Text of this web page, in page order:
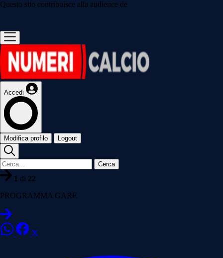
Questo sito contribuisce alla audience de
Accedi
Modifica profilo Logout
Cerca
1 di 22
PROGRAMMA GARE